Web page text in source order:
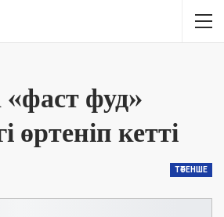
фуд»
өртеніп кетті
ТӨТЕНШЕ